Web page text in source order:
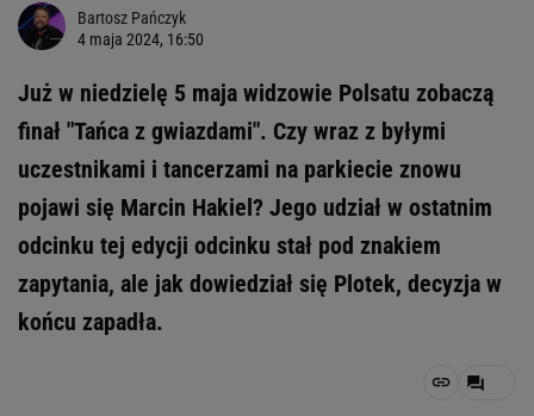
Bartosz Pańczyk
4 maja 2024, 16:50
Już w niedzielę 5 maja widzowie Polsatu zobaczą
finał "Tańca z gwiazdami". Czy wraz z byłymi
uczestnikami i tancerzami na parkiecie znowu
pojawi się Marcin Hakiel? Jego udział w ostatnim
odcinku tej edycji odcinku stał pod znakiem
zapytania, ale jak dowiedział się Plotek, decyzja w
końcu zapadła.